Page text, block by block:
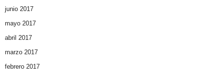
junio 2017
mayo 2017
abril 2017
marzo 2017
febrero 2017